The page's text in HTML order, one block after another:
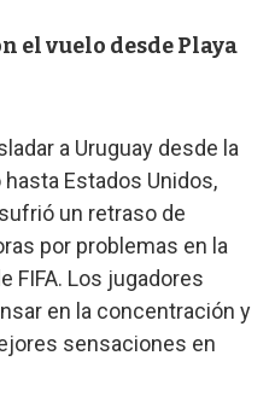
el vuelo desde Playa
a Uruguay desde la
Estados Unidos,
un retraso de
por problemas en la
FIFA. Los jugadores
en la concentración y
sensaciones en